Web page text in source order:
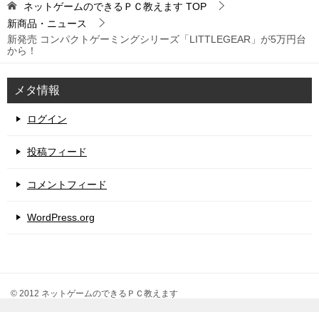
ネットゲームのできるＰＣ教えます TOP
新商品・ニュース
新発売 コンパクトゲーミングシリーズ「LITTLEGEAR」が5万円台
から！
メタ情報
ログイン
投稿フィード
コメントフィード
WordPress.org
© 2012 ネットゲームのできるＰＣ教えます